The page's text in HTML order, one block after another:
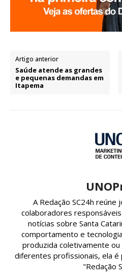
Artigo anterior
Saúde atende as grandes
e pequenas demandas em
Itapema
A Redação SC24h
colaboradores
notícias sobre Santa
comportamento e
produzida coletivamente
diferentes profissionais, ela é
"Redação